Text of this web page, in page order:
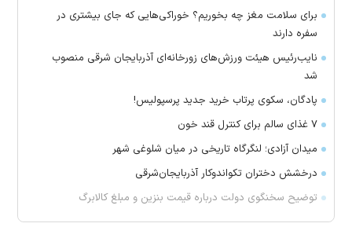
برای سلامت مغز چه بخوریم؟ خوراکی‌هایی که جای بیشتری در
سفره دارند
نایب‌رئیس هیئت ورزش‌های زورخانه‌ای آذربایجان شرقی منصوب
شد
پادگان، سکوی پرتاب خرید جدید پرسپولیس!
۷ غذای سالم برای کنترل قند خون
میدان آزادی؛ لنگرگاه تاریخی در میان شلوغی شهر
درخشش دختران تکواندوکار آذربایجان‌شرقی
توضیح سخنگوی دولت درباره قیمت بنزین و مبلغ کالابرگ